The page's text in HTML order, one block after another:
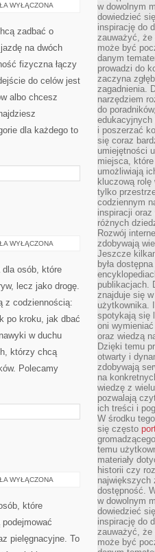
WYŁĄCZONA
zadbać o
na dwóch
fizyczna łączy
do celów jest
albo chcesz
dla każdego to
WYŁĄCZONA
osób, które
lecz jako drogę.
z codziennością:
po kroku, jak dbać
w duchu
którzy chcą
Polecamy
WYŁĄCZONA
które
pielęgnacyjne. To
w dowolnym
dowiedzieć
inspirację do
zauważyć, że
może być
danym
prowadzi do
zaczyna
zagadnienia.
narzędziem
do
edukacyjnych
i poszerzać
się coraz
umiejętności
miejsca,
umożliwiają
kluczową
tylko
codziennym
inspiracji
różnych
Rozwój
zdobywają
Jeszcze
była
publikacjach.
znajduje się
użytkownika.
spotykają się
oni
oraz wiedzą
Dzięki temu
otwarty i
zdobywają
na
wiedzę z
pozwalają
ich treści i
W środku
się często
temu
materiały
historii czy
największych
dostępność.
w dowolnym
dowiedzieć
inspirację do
zauważyć, że
może być